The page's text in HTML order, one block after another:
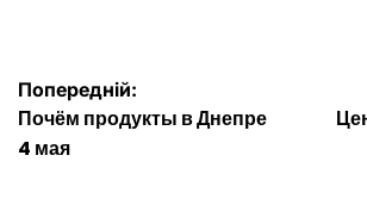
Навігація
записів
Попередній:
Почём продукты в Днепре
4 мая